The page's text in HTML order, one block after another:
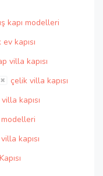
kapı modelleri
kapısı
villa kapısı
çelik villa kapısı
kapısı
modelleri
kapısı